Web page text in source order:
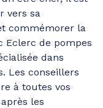
vers sa
commémorer la
Eclerc de pompes
dans
Les conseillers
à toutes vos
les